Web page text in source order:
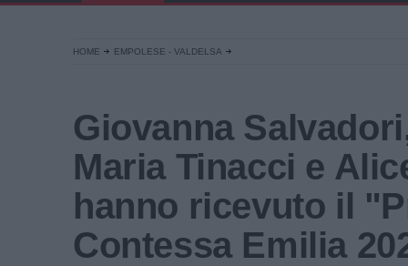
HOME EMPOLESE - VALDELSA
Giovanna
Maria Tinacci e
hanno ricevuto il
Contessa Emilia